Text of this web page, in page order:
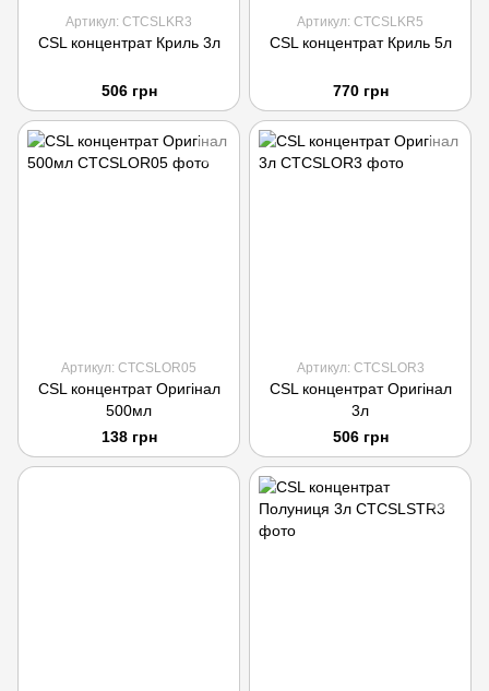
Артикул: CTCSLKR3
CSL концентрат Криль 3л
506 грн
Артикул: CTCSLKR5
CSL концентрат Криль 5л
770 грн
Артикул: CTCSLOR05
CSL концентрат Оригінал
500мл
138 грн
Артикул: CTCSLOR3
CSL концентрат Оригінал
3л
506 грн